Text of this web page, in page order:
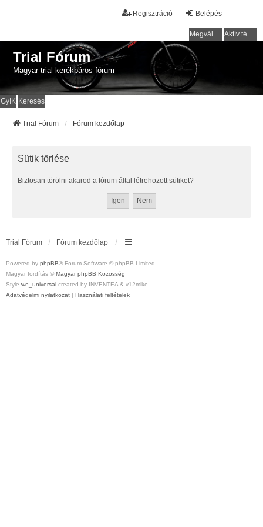
Belépés
Regisztráció
Megválaszolatlan témák Aktív témák
Trial Fórum
Magyar trial kerékpáros fórum
GyIK Keresés
Trial Fórum Fórum kezdőlap
Sütik törlése
Biztosan törölni akarod a fórum által létrehozott sütiket?
Trial Fórum Fórum kezdőlap
Powered by phpBB® Forum Software © phpBB Limited
Magyar fordítás © Magyar phpBB Közösség
Style we_universal created by INVENTEA & v12mike
Adatvédelmi nyilatkozat | Használati feltételek